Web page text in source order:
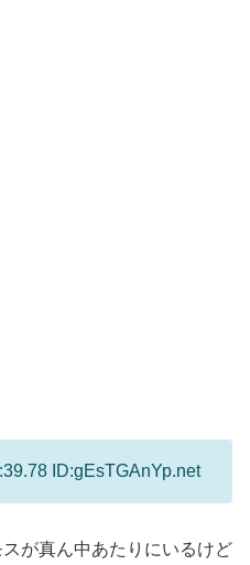
ID:gEsTGAnYp.net
が真ん中あたりにいるけど